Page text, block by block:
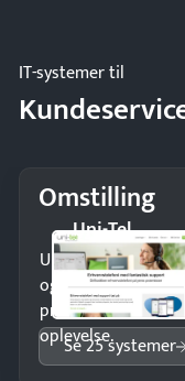
IT-systemer til
Omstilling
Uni-Tel
Undgå tabte
og giv kunderne en
professionel
oplevelse.
Se 25 systemer